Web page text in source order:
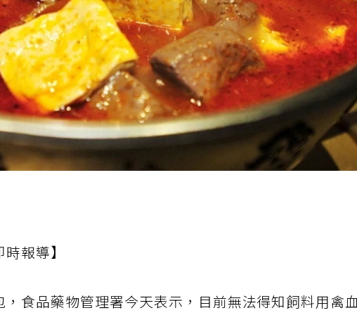
報導】
食品藥物管理署今天表示，目前無法得知飼料用禽